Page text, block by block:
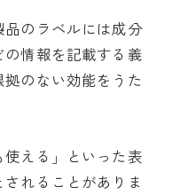
のラベルには成分
情報を記載する義
のない効能をうた
使える」といった表
れることがありま